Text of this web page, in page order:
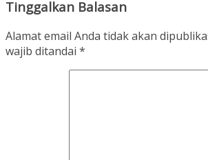
Tinggalkan Balasan
Alamat email Anda tidak akan
wajib ditandai *